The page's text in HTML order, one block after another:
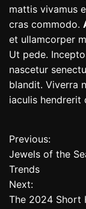
mattis vivamus
cras commodo.
et ullamcorper
Ut pede.
nascetur
blandit. Viverra
iaculis hendrerit
P
o
s
Previous:
Jewels of the
Trends
Next:
The 2024 Short